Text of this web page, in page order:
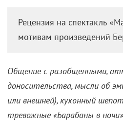
Рецензия на спектакль
мотивам произведений
Общение с разобщенными,
доносительства, мысли об
или внешней), кухонный
тревожные «Барабаны в